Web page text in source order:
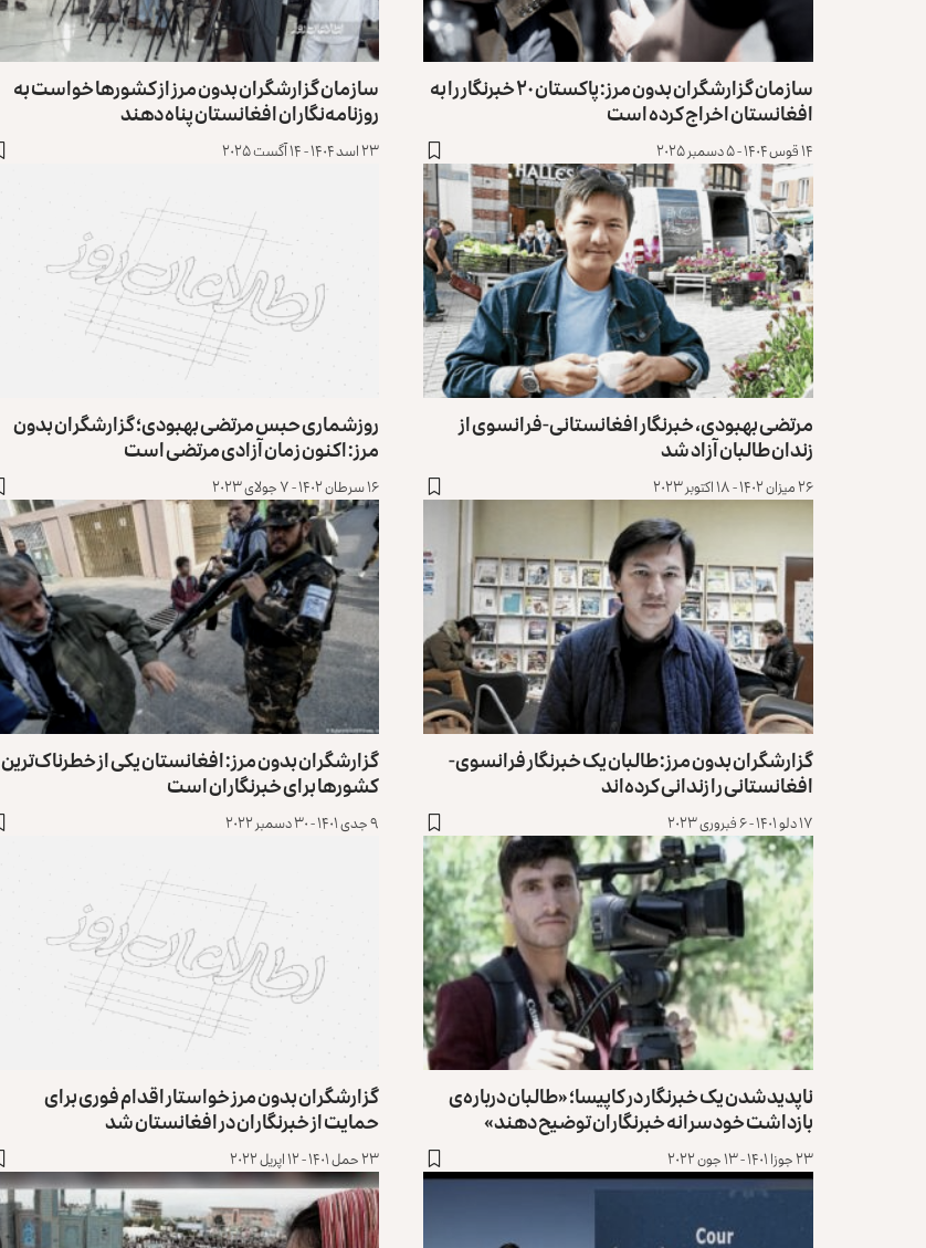
سازمان گزارشگران بدون مرز: پاکستان ۲۰ خبرنگار را به
افغانستان اخراج کرده است
۱۴ قوس ۱۴۰۴ - ۵ دسمبر ۲۰۲۵
سازمان گزارشگران بدون مرز از کشورها خواست به
‏روزنامه‌نگاران افغانستان پناه دهند
۲۳ اسد ۱۴۰۴ - ۱۴ آگست ۲۰۲۵
مرتضی بهبودی، خبرنگار افغانستانی-فرانسوی از
زندان طالبان آزاد شد
۲۶ میزان ۱۴۰۲ - ۱۸ اکتوبر ۲۰۲۳
روزشماری حبس مرتضی بهبودی؛ گزارشگران بدون
مرز: اکنون زمان آزادی مرتضی است
۱۶ سرطان ۱۴۰۲ - ۷ جولای ۲۰۲۳
گزارشگران بدون مرز: طالبان یک خبرنگار فرانسوی-
افغانستانی را زندانی کرده‌اند‌
۱۷ دلو ۱۴۰۱ - ۶ فبروری ۲۰۲۳
گزارشگران بدون مرز: افغانستان یکی از خطرناک‌ترین
کشورها برای خبرنگاران است
۹ جدی ۱۴۰۱ - ۳۰ دسمبر ۲۰۲۲
ناپدیدشدن یک خبرنگار در کاپیسا؛ «طالبان درباره‌ی
بازداشت خودسرانه خبرنگاران توضیح دهند»
۲۳ جوزا ۱۴۰۱ - ۱۳ جون ۲۰۲۲
گزارشگران بدون مرز خواستار اقدام فوری برای
حمایت از خبرنگاران در افغانستان شد
۲۳ حمل ۱۴۰۱ - ۱۲ اپریل ۲۰۲۲